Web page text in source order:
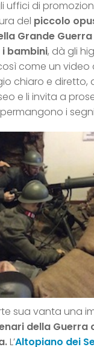
uffici di
del piccolo
Grande
bambini, dà gli
come un video
chiaro e diretto,
e li invita a
i
sua vanta una
della Guerra
L’Altopiano dei